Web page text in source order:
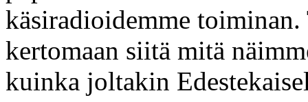
käsiradioidemme toiminan.
kertomaan siitä mitä
kuinka joltakin